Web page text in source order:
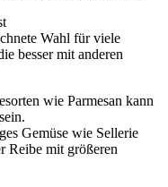
Wahl für viele
besser mit anderen
wie Parmesan kann
Gemüse wie Sellerie
Reibe mit größeren